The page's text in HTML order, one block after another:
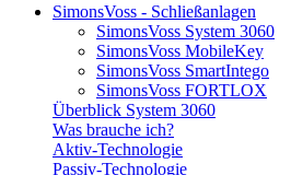
SimonsVoss - Schließanlagen
SimonsVoss System 3060
SimonsVoss MobileKey
SimonsVoss SmartIntego
SimonsVoss FORTLOX
Überblick System 3060
Was brauche ich?
Aktiv-Technologie
Passiv-Technologie